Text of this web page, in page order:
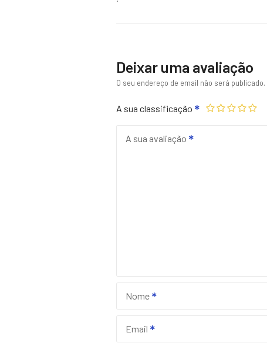
Deixar uma avaliação
O seu endereço de email não será publicado.
A sua classificação
A sua avaliação
Nome
Email